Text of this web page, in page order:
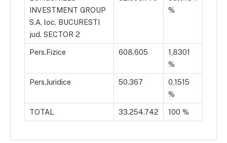
INVESTMENT GROUP
S.A. loc. BUCURESTI
jud. SECTOR 2
%
Pers.Fizice 608.605
1,8301
%
Pers.Juridice 50.367
0,1515
%
TOTAL 33.254.742 100 %